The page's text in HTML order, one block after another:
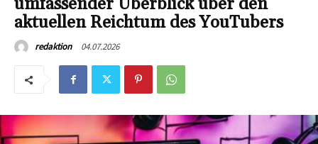
umfassender Überblick über den
aktuellen Reichtum des YouTubers
redaktion 04.07.2026